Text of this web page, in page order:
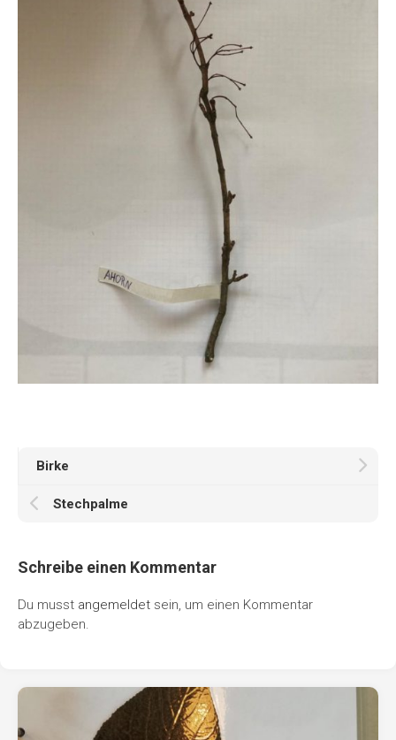
Birke
Stechpalme
Schreibe einen Kommentar
Du musst angemeldet sein, um einen Kommentar
abzugeben.